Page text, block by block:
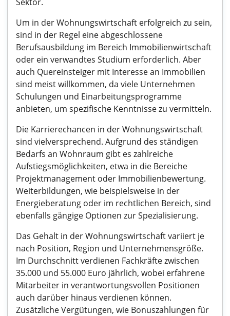
Um in der Wohnungswirtschaft erfolgreich zu sein,
sind in der Regel eine abgeschlossene
Berufsausbildung im Bereich Immobilienwirtschaft
oder ein verwandtes Studium erforderlich. Aber
auch Quereinsteiger mit Interesse an Immobilien
sind meist willkommen, da viele Unternehmen
Schulungen und Einarbeitungsprogramme
anbieten, um spezifische Kenntnisse zu vermitteln.
Die Karrierechancen in der Wohnungswirtschaft
sind vielversprechend. Aufgrund des ständigen
Bedarfs an Wohnraum gibt es zahlreiche
Aufstiegsmöglichkeiten, etwa in die Bereiche
Projektmanagement oder Immobilienbewertung.
Weiterbildungen, wie beispielsweise in der
Energieberatung oder im rechtlichen Bereich, sind
ebenfalls gängige Optionen zur Spezialisierung.
Das Gehalt in der Wohnungswirtschaft variiert je
nach Position, Region und Unternehmensgröße.
Im Durchschnitt verdienen Fachkräfte zwischen
35.000 und 55.000 Euro jährlich, wobei erfahrene
Mitarbeiter in verantwortungsvollen Positionen
auch darüber hinaus verdienen können.
Zusätzliche Vergütungen, wie Bonuszahlungen für